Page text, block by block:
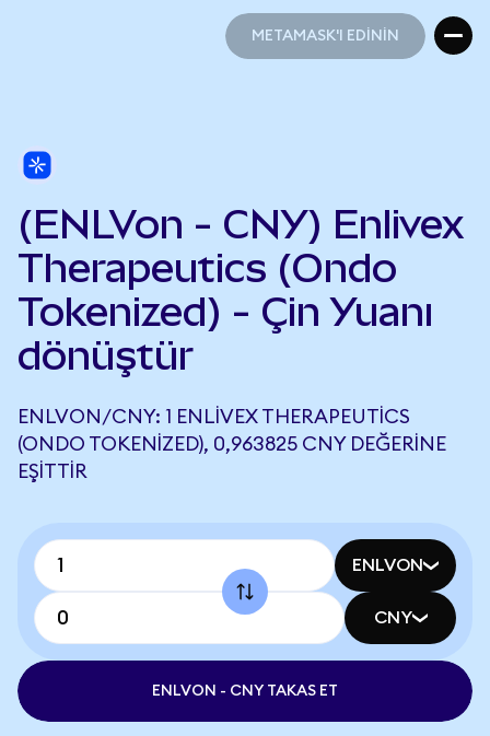
METAMASK'I EDİNİN
(ENLVon - CNY) Enlivex
Therapeutics (Ondo
Tokenized) - Çin Yuanı
dönüştür
ENLVON/CNY: 1 ENLIVEX THERAPEUTICS
(ONDO TOKENIZED), 0,963825 CNY DEĞERINE
EŞITTIR
ENLVON
CNY
ENLVON - CNY TAKAS ET